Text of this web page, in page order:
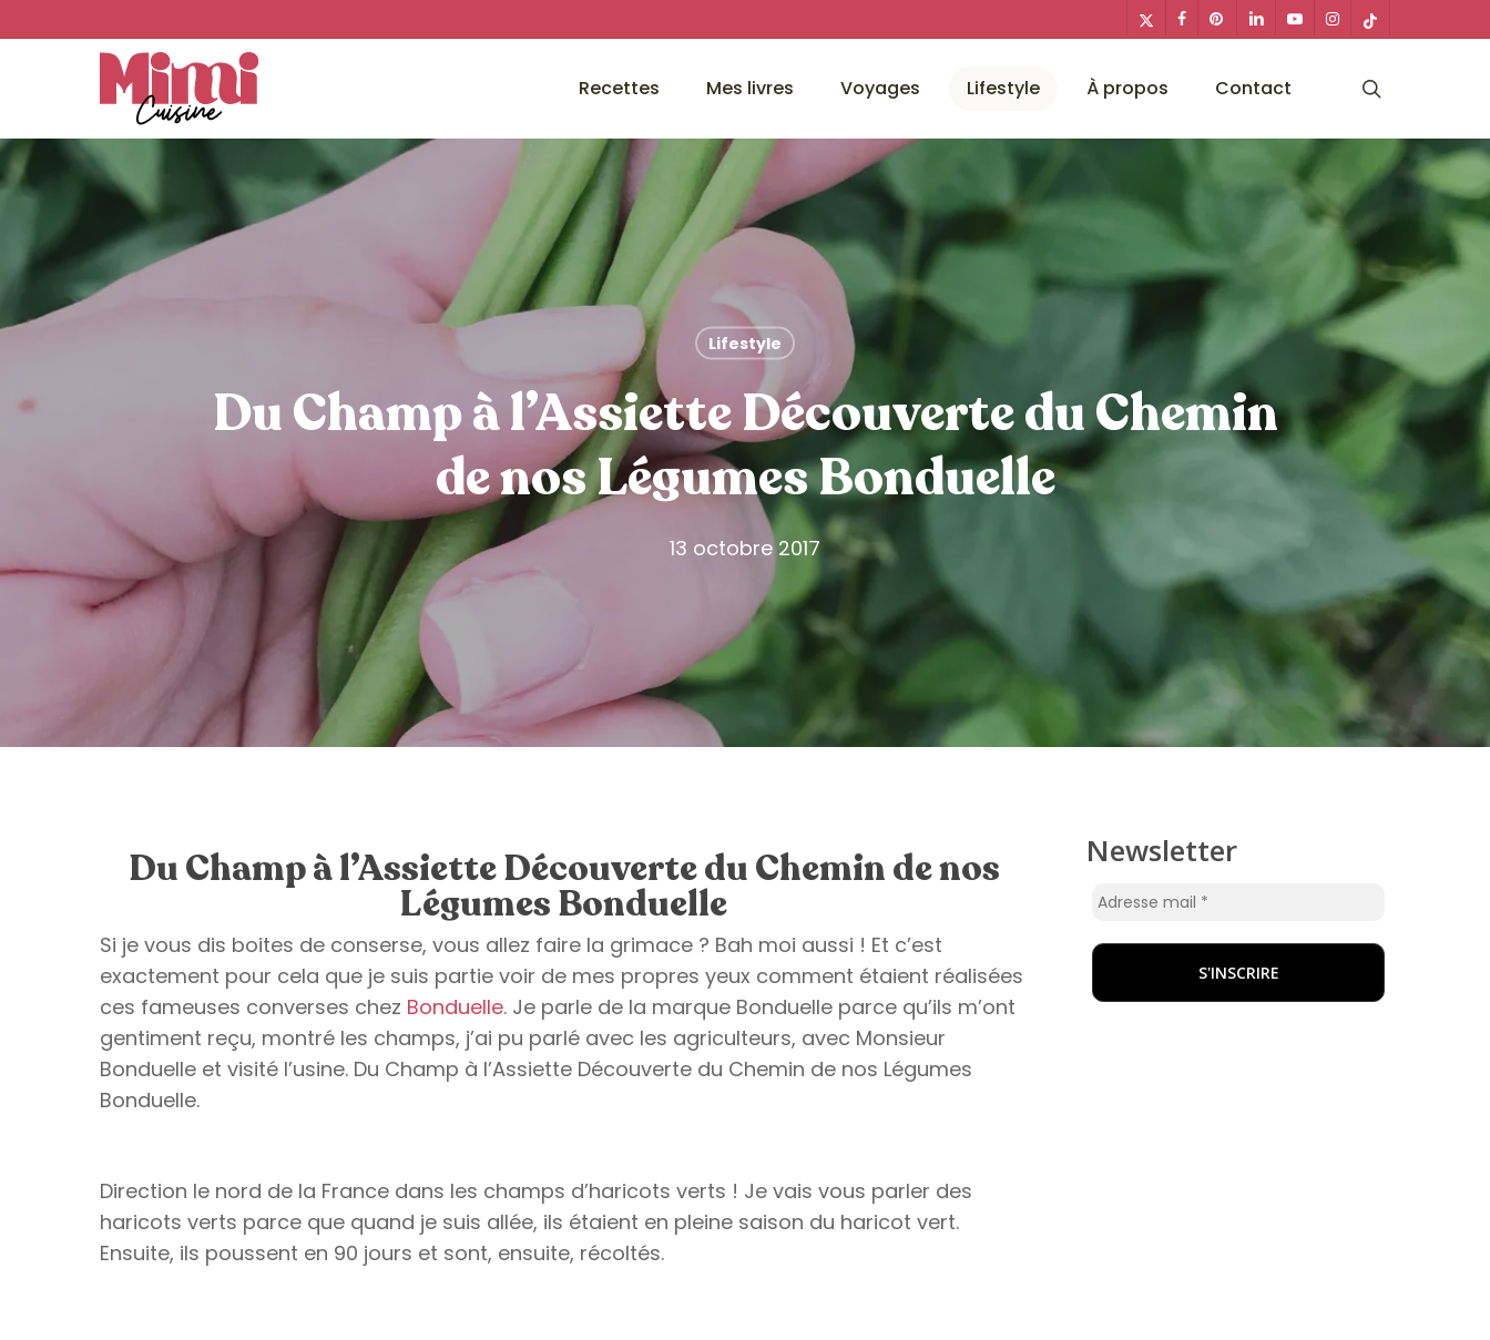
to
x-
twitter
facebookpinterestlinkedinyoutubeinstagram
tiktok
Recettes Mes livres Voyages Lifestyle À propos Contact
Lifestyle
Du Champ à l’Assiette Découverte du Chemin
de nos Légumes Bonduelle
13 octobre 2017
Du Champ à l’Assiette Découverte du Chemin de nos
Légumes Bonduelle
Si je vous dis boites de conserse, vous allez faire la grimace ? Bah moi aussi ! Et c’est
exactement pour cela que je suis partie voir de mes propres yeux comment étaient réalisées
ces fameuses converses chez Bonduelle. Je parle de la marque Bonduelle parce qu’ils m’ont
gentiment reçu, montré les champs, j’ai pu parlé avec les agriculteurs, avec Monsieur
Bonduelle et visité l’usine. Du Champ à l’Assiette Découverte du Chemin de nos Légumes
Bonduelle.
Direction le nord de la France dans les champs d’haricots verts ! Je vais vous parler des
haricots verts parce que quand je suis allée, ils étaient en pleine saison du haricot vert.
Ensuite, ils poussent en 90 jours et sont, ensuite, récoltés.
Newsletter